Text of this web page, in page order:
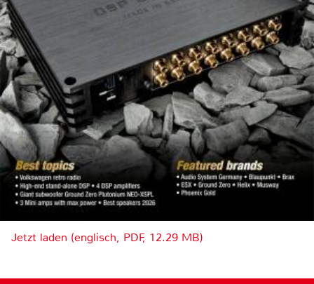
Jetzt laden (englisch, PDF, 12.29 MB)